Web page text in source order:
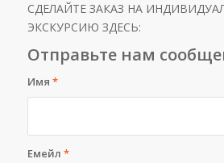
СДЕЛАЙТЕ ЗАКАЗ НА
ЭКСКУРСИЮ ЗДЕСЬ:
Отправьте нам
Имя *
Емейл *